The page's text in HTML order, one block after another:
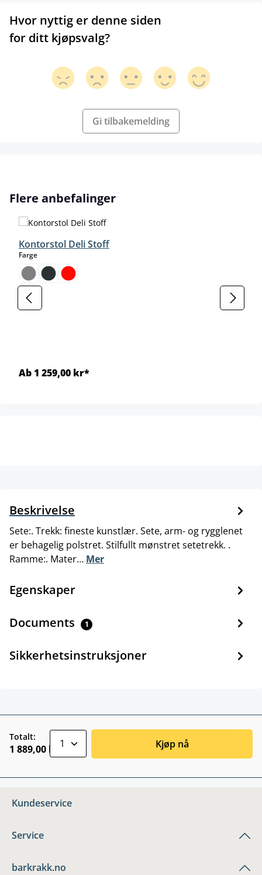
Hvor nyttig er denne siden
for ditt kjøpsvalg?
Gi tilbakemelding
Hopp over produktgalleri
Flere anbefalinger
Kontorstol Deli Stoff
Fargeselect
Ab 1 259,00 kr*
Beskrivelse
Sete:. Trekk: fineste kunstlær. Sete, arm- og rygglenet
er behagelig polstret. Stilfullt mønstret setetrekk. .
Ramme:. Mater… Mer
Egenskaper
Documents 1
Sikkerhetsinstruksjoner
Totalt:
1 889,00 kr Kjøp nå
Kundeservice
Service
barkrakk.no